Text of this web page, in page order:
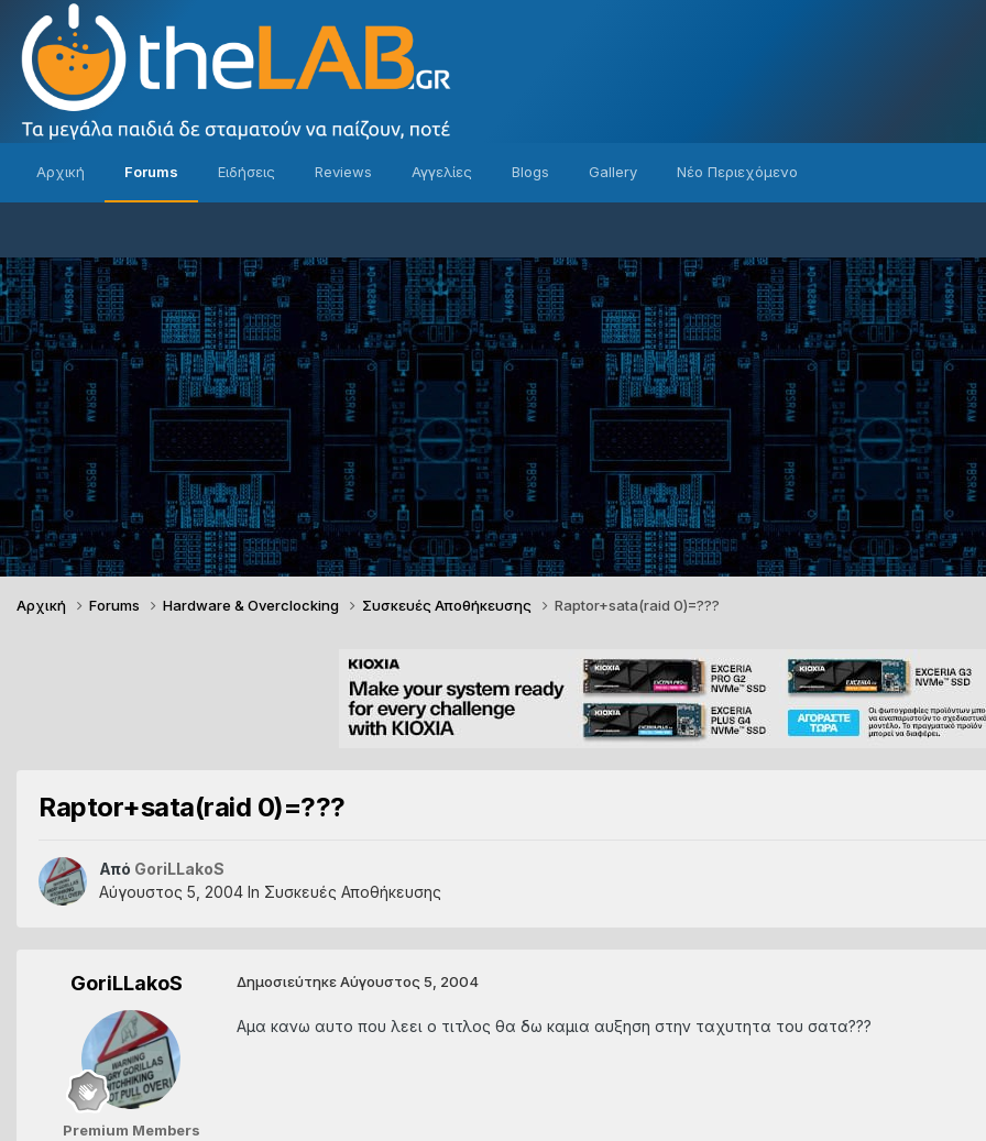
Αρχική Forums Ειδήσεις Reviews Αγγελίες Blogs Gallery Νέο Περιεχόμενο
Αρχική Forums Hardware & Overclocking Συσκευές Αποθήκευσης Raptor+sata(raid 0)=???
Raptor+sata(raid 0)=???
Από GoriLLakoS
Αύγουστος 5, 2004 In Συσκευές Αποθήκευσης
GoriLLakoS
Premium Members
ΔημοσιεύτηκεΑύγουστος 5, 2004
Αμα κανω αυτο που λεει ο τιτλος θα δω καμια αυξηση στην ταχυτητα του σατα???